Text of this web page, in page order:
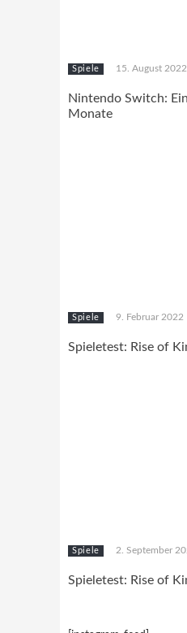
Spiele 15. August 2022
Nintendo Switch:
Monate
Spiele 9. Februar 2022
Spieletest: Rise of
Spiele 2. September
Spieletest: Rise of